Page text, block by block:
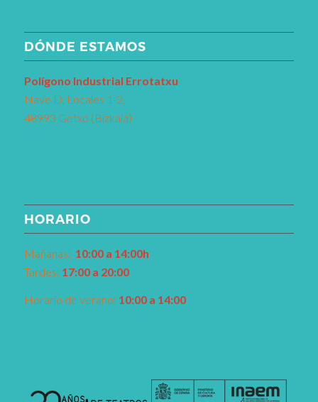
DÓNDE ESTAMOS
Polígono Industrial Errotatxu
Nave D, Locales 1-2,
48993 Getxo (Bizkaia)
HORARIO
Mañanas: 10:00 a 14:00h
Tardes: 17:00 a 20:00
Horario de verano: 10:00 a 14:00